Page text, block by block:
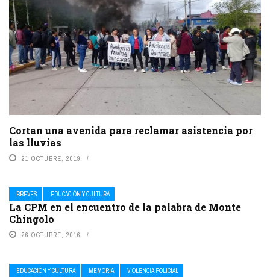
Cortan una avenida para reclamar asistencia por
las lluvias
21 OCTUBRE, 2019
BREVES EDUCACIÓN Y CULTURA
La CPM en el encuentro de la palabra de Monte
Chingolo
26 OCTUBRE, 2016
EDUCACIÓN Y CULTURA MEMORIA VIOLENCIA POLICIAL